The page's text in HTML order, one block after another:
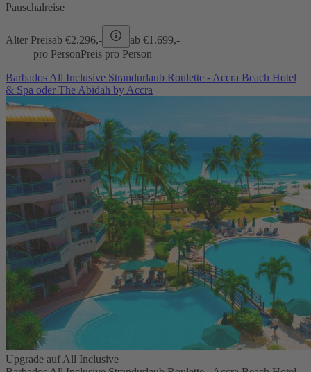
Pauschalreise
Alter Preisab €2.296,- ab €1.699,-
pro PersonPreis pro Person
Barbados All Inclusive Strandurlaub Roulette - Accra Beach Hotel
& Spa oder The Abidah by Accra
Upgrade auf All Inclusive